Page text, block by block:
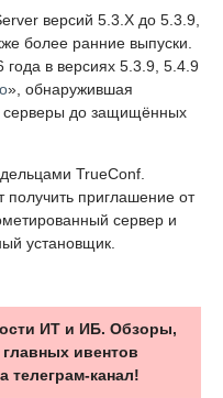
версий 5.3.X до 5.3.9,
более ранние выпуски.
в версиях 5.3.9, 5.4.9
», обнаружившая
серверы до защищённых
TrueConf.
приглашение от
сервер и
установщик.
ИТ и ИБ. Обзоры,
ивентов
телеграм-канал!